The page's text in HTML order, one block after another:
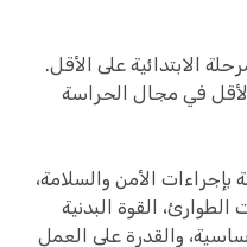
الابتدائية على الأقل.
في مجال الحراسة
بإجراءات الأمن والسلامة،
القوة البدنية
والقدرة على العمل